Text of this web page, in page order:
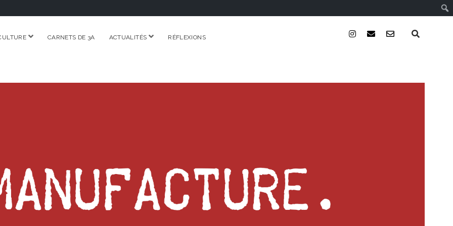
ouvrirCARNETS DE 3A ACTUALITÉS ouvrirRÉFLEXIONS instagram
emailemail-